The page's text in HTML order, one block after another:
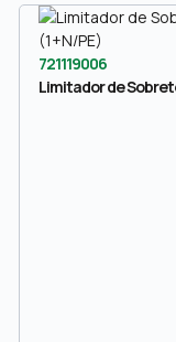
721119006
Limitador de